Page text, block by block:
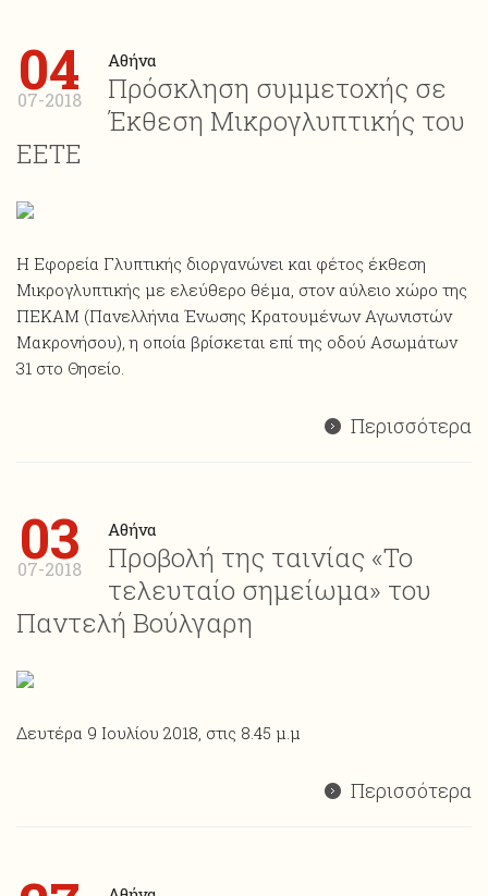
04
07-2018
Αθήνα
Πρόσκληση συμμετοχής σε
Έκθεση Μικρογλυπτικής του
ΕΕΤΕ
Η Εφορεία Γλυπτικής διοργανώνει και φέτος έκθεση
Mικρογλυπτικής με ελεύθερο θέμα, στον αύλειο χώρο της
ΠΕΚΑΜ (Πανελλήνια Ένωσης Κρατουμένων Αγωνιστών
Μακρονήσου), η οποία βρίσκεται επί της οδού Ασωμάτων
31 στο Θησείο.
Περισσότερα
03
07-2018
Αθήνα
Προβολή της ταινίας «Το
τελευταίο σημείωμα» του
Παντελή Βούλγαρη
Δευτέρα 9 Ιουλίου 2018, στις 8.45 μ.μ
Περισσότερα